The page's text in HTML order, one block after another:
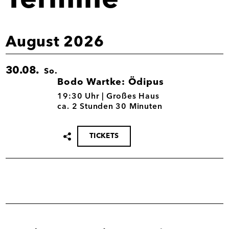
August 2026
30.08. So.
Bodo Wartke: Ödipus
30.08.
19:30 Uhr |
Großes Haus
ca. 2 Stunden 30 Minuten
Termin
teilen
TICKETS